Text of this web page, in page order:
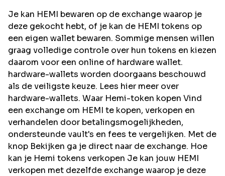
Je kan HEMI bewaren op de exchange waarop je
deze gekocht hebt, of je kan de HEMI tokens op
een eigen wallet bewaren. Sommige mensen willen
graag volledige controle over hun tokens en kiezen
daarom voor een online of hardware wallet.
hardware-wallets worden doorgaans beschouwd
als de veiligste keuze. Lees hier meer over
hardware-wallets. Waar Hemi-token kopen Vind
een exchange om HEMI te kopen, verkopen en
verhandelen door betalingsmogelijkheden,
ondersteunde vault's en fees te vergelijken. Met de
knop Bekijken ga je direct naar de exchange. Hoe
kan je Hemi tokens verkopen Je kan jouw HEMI
verkopen met dezelfde exchange waarop je deze